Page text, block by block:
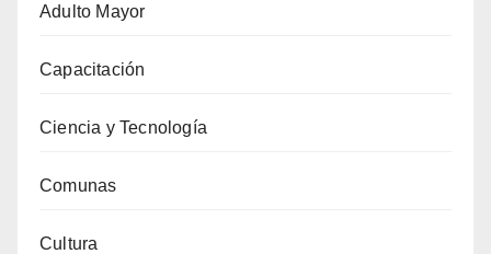
Adulto Mayor
Capacitación
Ciencia y Tecnología
Comunas
Cultura